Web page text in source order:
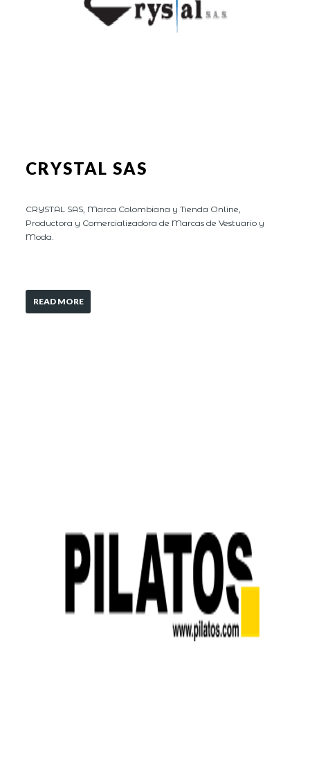
CRYSTAL SAS
CRYSTAL SAS, Marca Colombiana y Tienda Online,
Productora y Comercializadora de Marcas de Vestuario y
Moda.
READ MORE